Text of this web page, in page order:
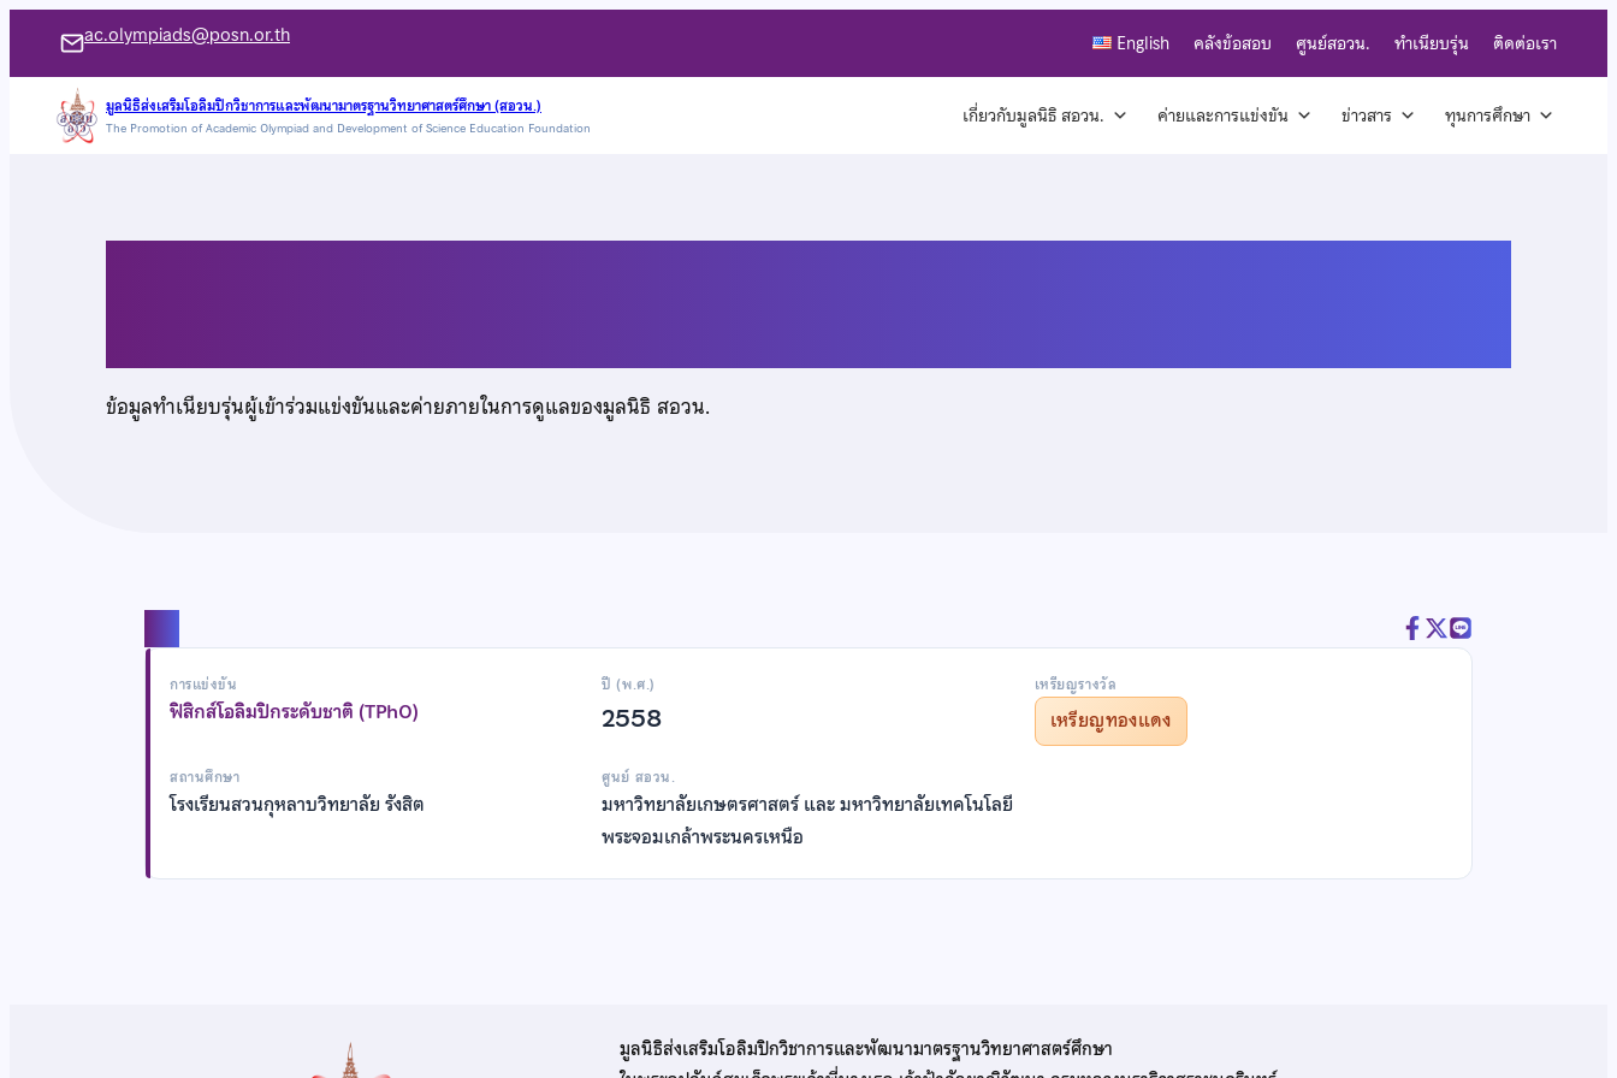
เนื้อหา
ac.olympiads@posn.or.th English คลังข้อสอบ ศูนย์สอวน. ทำเนียบรุ่น ติดต่อเรา
มูลนิธิส่งเสริมโอลิมปิกวิชาการและพัฒนามาตรฐานวิทยาศาสตร์ศึกษา (สอวน.)
The Promotion of Academic Olympiad and Development of Science Education Foundation เกี่ยวกับมูลนิธิ สอวน. ค่ายและการแข่งขัน ข่าวสาร ทุนการศึกษา
ข้อมูลทำเนียบรุ่นผู้เข้าร่วมแข่งขันและค่ายภายในการดูแลของมูลนิธิ สอวน.
การแข่งขัน
ฟิสิกส์โอลิมปิกระดับชาติ (TPhO)
ปี (พ.ศ.)
2558
เหรียญรางวัล
เหรียญทองแดง
สถานศึกษา
โรงเรียนสวนกุหลาบวิทยาลัย รังสิต
ศูนย์ สอวน.
มหาวิทยาลัยเกษตรศาสตร์ และ มหาวิทยาลัยเทคโนโลยี
พระจอมเกล้าพระนครเหนือ
มูลนิธิส่งเสริมโอลิมปิกวิชาการและพัฒนามาตรฐานวิทยาศาสตร์ศึกษา